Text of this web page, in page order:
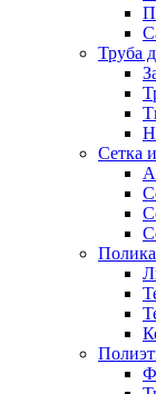
Труба
Сетка